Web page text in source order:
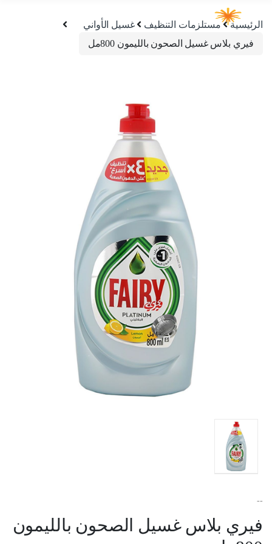
الرئيسية مستلزمات التنظيف
غسيل الأواني
فيري بلاس غسيل الصحون بالليمون 800مل
--
فيري بلاس غسيل الصحون بالليمون